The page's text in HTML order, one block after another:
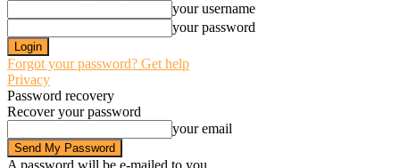
your username
your password
Forgot your password? Get help
Privacy
Password recovery
Recover your password
your email
A password will be e-mailed to you.